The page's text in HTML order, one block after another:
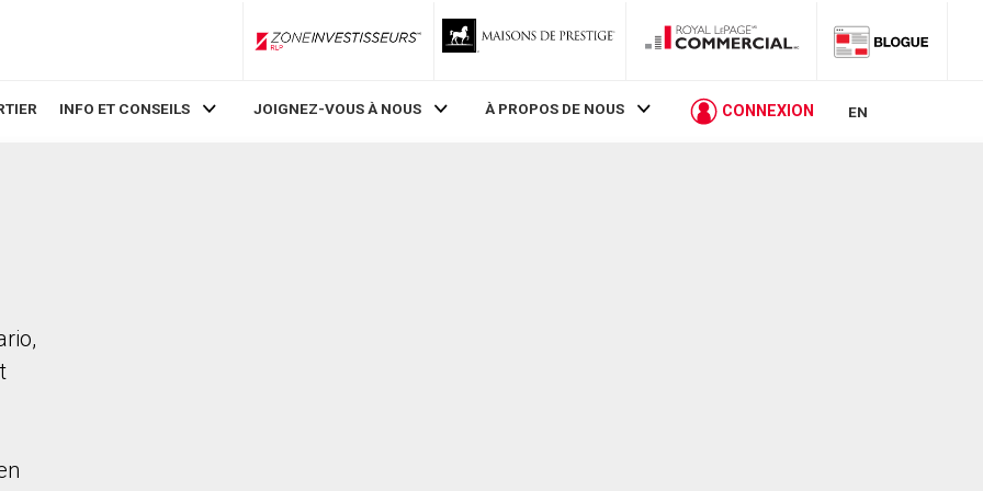
ZoneInvestisseurs RLP
INFO ET CONSEILS JOIGNEZ-VOUS À NOUS À PROPOS DE NOUS CONNEXION EN